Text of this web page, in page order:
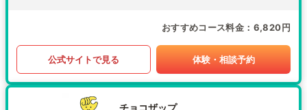
おすすめコース料金 6,820円
公式サイトで見る 体験・相談予約